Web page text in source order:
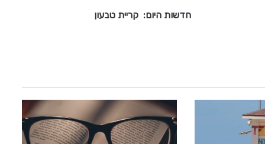
ט
ב
ע
ו
ן
חדשות היום: קריית טבעון